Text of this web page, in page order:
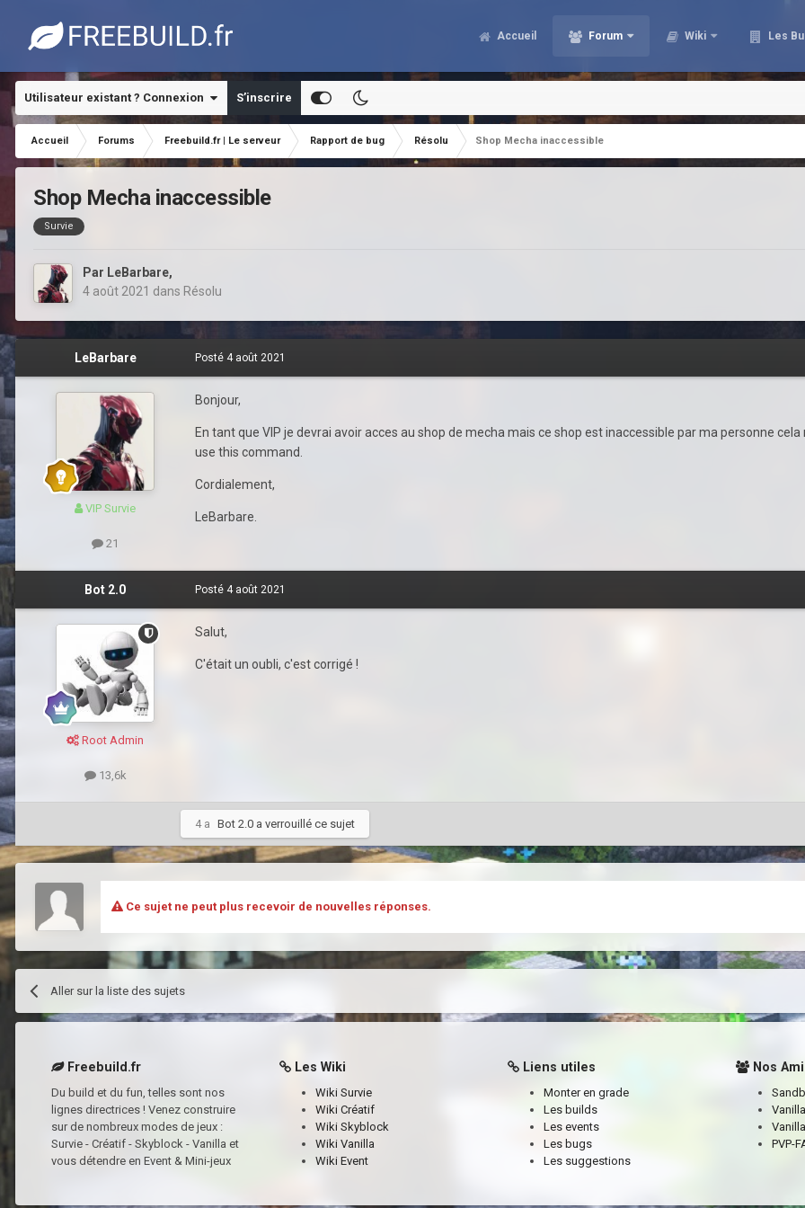
Accueil Forum Wiki Les
Utilisateur existant ? Connexion S’inscrire
Accueil Forums Freebuild.fr | Le serveur Rapport de bug Résolu Shop Mecha inaccessible
Shop Mecha inaccessible
Survie
Par LeBarbare,
4 août 2021 dans Résolu
LeBarbare
VIP Survie
21
Posté 4 août 2021
Bonjour,
En tant que VIP je devrai avoir acces au shop de mecha mais ce shop est inaccessible par ma personne
use this command.
Cordialement,
LeBarbare.
Bot 2.0
Root Admin
13,6k
Posté 4 août 2021
Salut,
C'était un oubli, c'est corrigé !
4 a Bot 2.0 a verrouillé ce sujet
Ce sujet ne peut plus recevoir de nouvelles réponses.
Aller sur la liste des sujets
Freebuild.fr
Du build et du fun, telles sont nos
lignes directrices ! Venez construire
sur de nombreux modes de jeux :
Survie - Créatif - Skyblock - Vanilla et
vous détendre en Event & Mini-jeux
Les Wiki
Wiki Survie
Wiki Créatif
Wiki Skyblock
Wiki Vanilla
Wiki Event
Liens utiles
Monter en grade
Les builds
Les events
Les bugs
Les suggestions
Nos
PVP-